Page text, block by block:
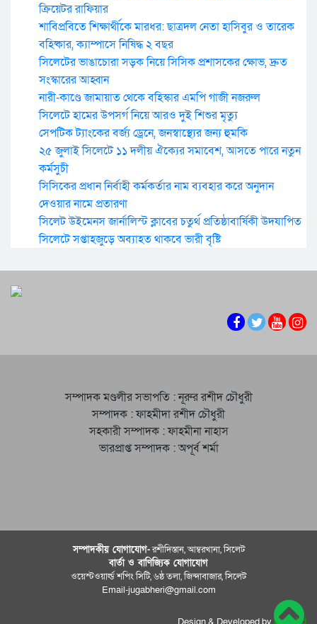
ক্রিয়েটর রাফিয়ার
শাবিপ্রবিতে শিক্ষার্থীকে মারধর: ছাত্রদল নেতা হাসিবুর ও তারেক
বহিষ্কার, ক্যাম্পাসে নিষিদ্ধ ২ বছর
সিলেটের ভাঙাচোরা সড়ক নিয়ে সিসিক প্রশাসকের ক্ষোভ, দ্রুত
সংস্কারের আহ্বান
নারী-কাণ্ডে জামায়াত থেকে বহিস্কার এমপি গাজী নজরুল
সিলেটে হামের উপসর্গ নিয়ে আরও দুই শিশুর মৃত্যু
সেপটিক ট্যাংকের বর্জ্য ড্রেনে, জনস্বাস্থ্যের জন্য হুমকি
২৫ জুলাই সিলেটে ১১ দলীয় ঐক্যের সমাবেশ, আসতে পারে নতুন
কর্মসুচী
সিসিকের প্রধান নির্বাহী কর্মকর্তার নাম ব্যবহার করে অনুদান
দেওয়ার নামে প্রতারণা
সিলেট উইমেনস জার্নালিস্ট ক্লাবের চতুর্থ প্রতিষ্ঠাবার্ষিকী উদযাপিত
সিলেটে সপ্তাহজুড়ে অব্যাহত থাকবে ভারী বৃষ্টি
সম্পাদক মণ্ডলীর সভাপতি : নূরুর রশীদ চৌধুরী
সম্পাদক : ফাহমীদা রশীদ চৌধুরী
সহকারী সম্পাদক : ফাহমীনা নাহাস
ভারপ্রাপ্ত সম্পাদক : অপূর্ব শর্মা
সম্পাদকীয় যােগাযোগ-রশীদিস্তান, আম্বরখানা, সিলেট
বার্তা ও বাণিজ্যিক যোগাযােগ
ওয়েস্টওয়ার্ল্ড শপিং সিটি, ৬ষ্ঠ তলা, জিন্দাবাজার, সিলেট
Email-jugabheri@gmail.com